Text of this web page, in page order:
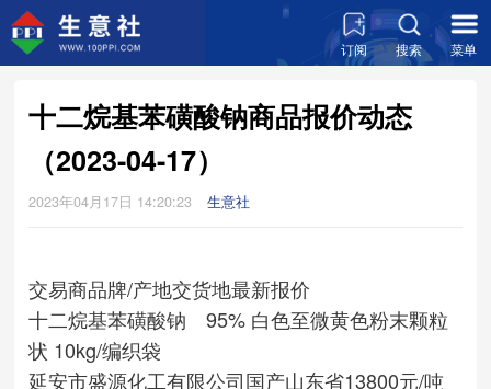
订阅 搜索 菜单
十二烷基苯磺酸钠商品报价动态
（2023-04-17）
2023年04月17日 14:20:23 生意社
交易商品牌/产地交货地最新报价
十二烷基苯磺酸钠 95% 白色至微黄色粉末颗粒
状 10kg/编织袋
延安市盛源化工有限公司国产山东省13800元/吨